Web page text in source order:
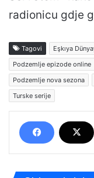
radionicu gdje
Tagovi Eşkıya
Podzemlje epizode online
Podzemlje nova sezona
Turske serije